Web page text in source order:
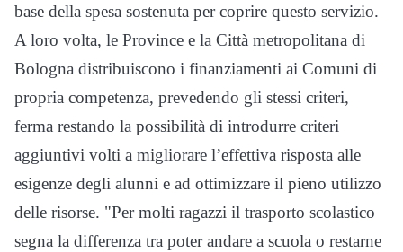
base della spesa sostenuta per coprire questo servizio.
A loro volta, le Province e la Città metropolitana di
Bologna distribuiscono i finanziamenti ai Comuni di
propria competenza, prevedendo gli stessi criteri,
ferma restando la possibilità di introdurre criteri
aggiuntivi volti a migliorare l’effettiva risposta alle
esigenze degli alunni e ad ottimizzare il pieno utilizzo
delle risorse. "Per molti ragazzi il trasporto scolastico
segna la differenza tra poter andare a scuola o restarne